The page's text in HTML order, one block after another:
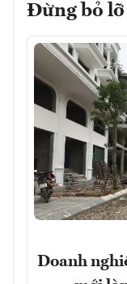
Đừng bỏ lỡ
Doanh